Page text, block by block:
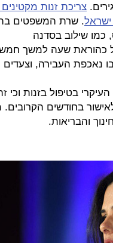
צריכת זנות
. שרת המשפטים
כמו שילוב בסדנה
כהוראת שעה למשך
נאכפת העבירה, וצעדים
בטיפול בזנות וכי
בחודשים הקרובים.
והבריאות.